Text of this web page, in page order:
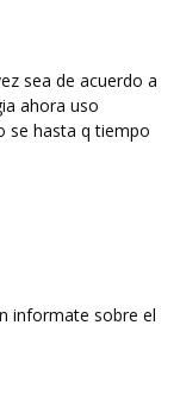
sea de acuerdo a
ahora uso
se hasta q tiempo
informate sobre el